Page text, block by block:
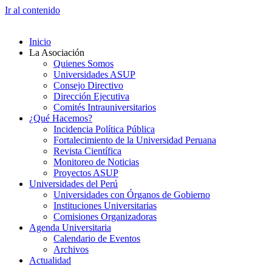
Ir al contenido
Inicio
La Asociación
Quienes Somos
Universidades ASUP
Consejo Directivo
Dirección Ejecutiva
Comités Intrauniversitarios
¿Qué Hacemos?
Incidencia Política Pública
Fortalecimiento de la Universidad Peruana
Revista Científica
Monitoreo de Noticias
Proyectos ASUP
Universidades del Perú
Universidades con Órganos de Gobierno
Instituciones Universitarias
Comisiones Organizadoras
Agenda Universitaria
Calendario de Eventos
Archivos
Actualidad